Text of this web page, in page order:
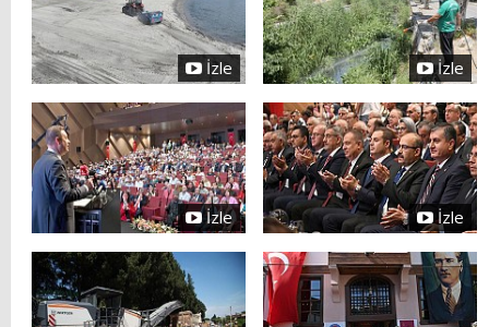
İzle İzle
İzle İzle